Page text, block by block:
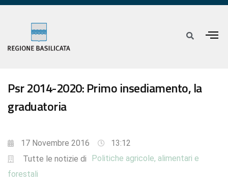
Psr 2014-2020: Primo insediamento, la
graduatoria
17 Novembre 2016
13:12
Tutte le notizie di
Politiche agricole, alimentari e
forestali